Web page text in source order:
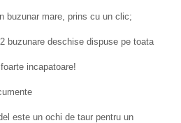
buzunar mare, prins cu un clic;
buzunare deschise dispuse pe toata
incapatoare!
este un ochi de taur pentru un